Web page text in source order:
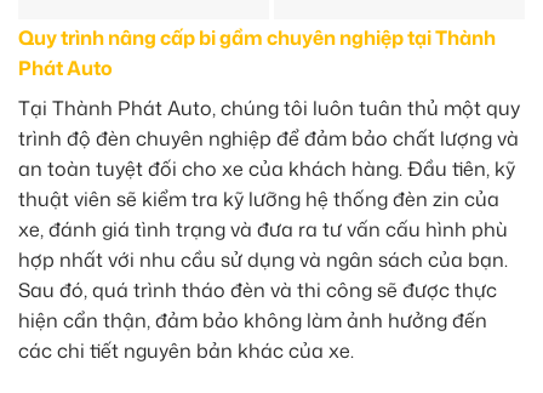
Quy trình nâng cấp bi gầm chuyên nghiệp tại Thành
Phát Auto
Tại Thành Phát Auto, chúng tôi luôn tuân thủ một quy
trình độ đèn chuyên nghiệp để đảm bảo chất lượng và
an toàn tuyệt đối cho xe của khách hàng. Đầu tiên, kỹ
thuật viên sẽ kiểm tra kỹ lưỡng hệ thống đèn zin của
xe, đánh giá tình trạng và đưa ra tư vấn cấu hình phù
hợp nhất với nhu cầu sử dụng và ngân sách của bạn.
Sau đó, quá trình tháo đèn và thi công sẽ được thực
hiện cẩn thận, đảm bảo không làm ảnh hưởng đến
các chi tiết nguyên bản khác của xe.